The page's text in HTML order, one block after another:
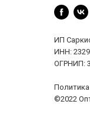
ИП
ИНН:
ОГРНИП:
©2022